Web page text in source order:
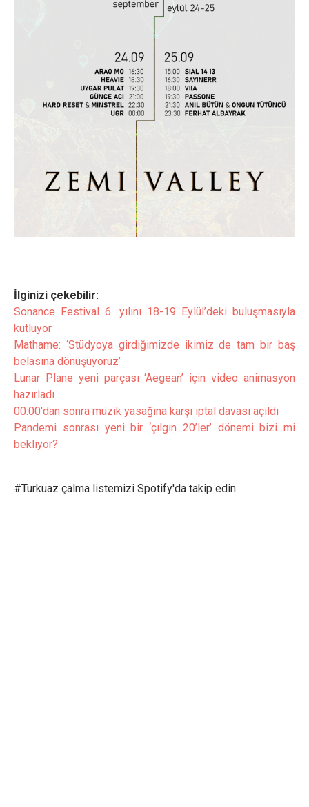
İlginizi çekebilir:
Sonance Festival 6. yılını 18-19 Eylül’deki buluşmasıyla
kutluyor
Mathame: ‘Stüdyoya girdiğimizde ikimiz de tam bir baş
belasına dönüşüyoruz’
Lunar Plane yeni parçası ‘Aegean’ için video animasyon
hazırladı
00:00'dan sonra müzik yasağına karşı iptal davası açıldı
Pandemi sonrası yeni bir ‘çılgın 20’ler’ dönemi bizi mi
bekliyor?
#Turkuaz çalma listemizi Spotify'da takip edin.